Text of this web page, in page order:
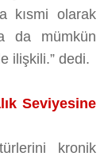
kısmi olarak
da mümkün
ilişkili.” dedi.
Seviyesine
kronik